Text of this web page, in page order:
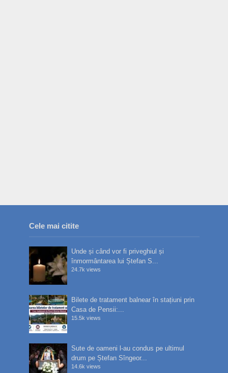
Cele mai citite
Unde și când vor fi priveghiul și
înmormântarea lui Ștefan S...
24.7k views
Bilete de tratament balnear în stațiuni prin
Casa de Pensii:...
15.5k views
Sute de oameni l-au condus pe ultimul
drum pe Ștefan Sîngeor...
14.6k views